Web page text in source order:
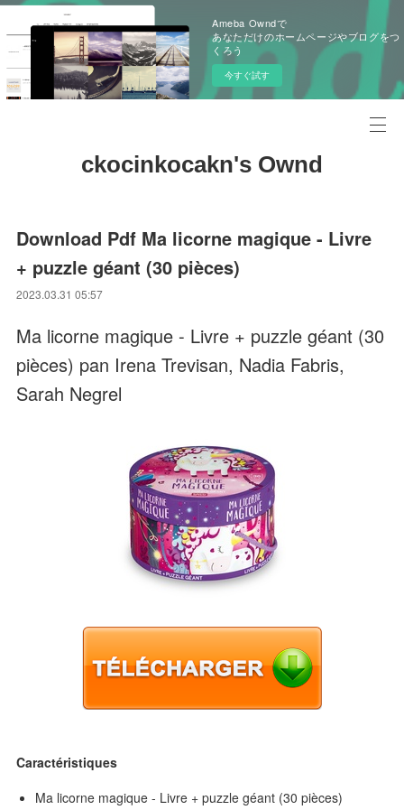
Ameba Owndで
あなただけのホームページやブログをつ
くろう
今すぐ試す
ckocinkocakn's Ownd
Download Pdf Ma licorne magique - Livre
+ puzzle géant (30 pièces)
2023.03.31 05:57
Ma licorne magique - Livre + puzzle géant (30
pièces) pan Irena Trevisan, Nadia Fabris,
Sarah Negrel
Caractéristiques
Ma licorne magique - Livre + puzzle géant (30 pièces)